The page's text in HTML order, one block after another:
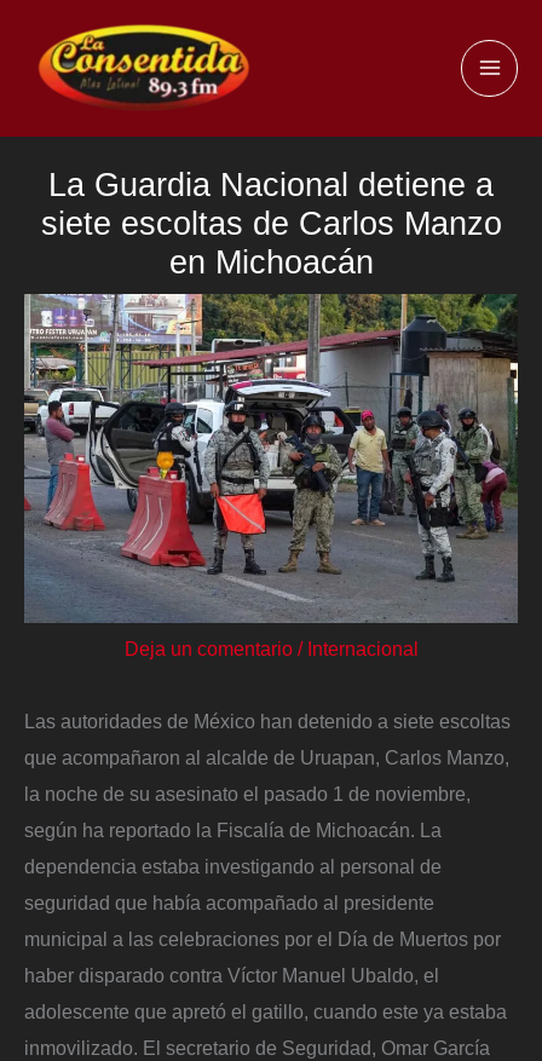
contenido
La Guardia Nacional detiene a
siete escoltas de Carlos Manzo
en Michoacán
Deja un comentario / Internacional
Las autoridades de México han detenido a siete escoltas
que acompañaron al alcalde de Uruapan, Carlos Manzo,
la noche de su asesinato el pasado 1 de noviembre,
según ha reportado la Fiscalía de Michoacán. La
dependencia estaba investigando al personal de
seguridad que había acompañado al presidente
municipal a las celebraciones por el Día de Muertos por
haber disparado contra Víctor Manuel Ubaldo, el
adolescente que apretó el gatillo, cuando este ya estaba
inmovilizado. El secretario de Seguridad, Omar García